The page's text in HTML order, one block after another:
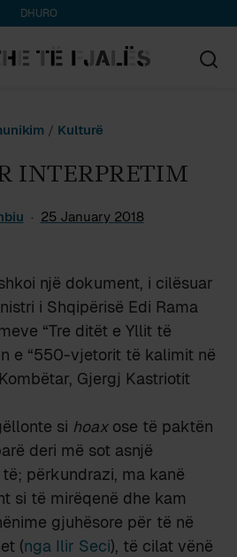
DHURO
/ Kulturë
INTERPRETIM
25 January 2018
një dokument, i cilësuar
i Shqipërisë Edi Rama
“Tre ditët e Yllit të
e “550-vjetorit të kalimit në
Gjergj Kastriotit
si hoaxose të paktën
deri më sot asnjë
përkundrazi, ma kanë
si të mirëqenë dhe kam
gjuhësore për të në
(nga Ilir Seci), të cilat vënë